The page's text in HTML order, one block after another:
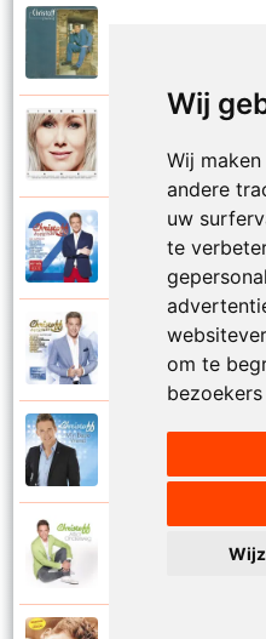
Wij
Wij
andere
uw
te
om te
Mag ik dan bij jou
Christoff en Rob
Malle Babbe
Christoff en Dana
Mijn avontuur
Christoff
Christoff en
Mijn engel hou me